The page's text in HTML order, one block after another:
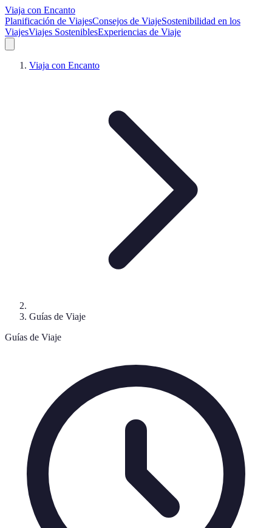
Viaja con Encanto
Planificación de ViajesConsejos de ViajeSostenibilidad en los
ViajesViajes SosteniblesExperiencias de Viaje
Viaja con Encanto
Guías de Viaje
Guías de Viaje